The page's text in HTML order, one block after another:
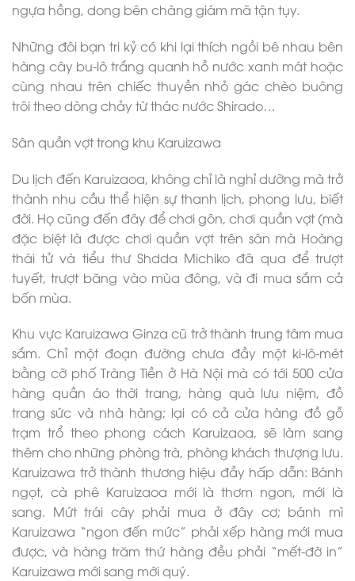
ngựa hồng, dong bên chàng giám mã tận tụy.
Những đôi bạn tri kỷ có khi lại thích ngồi bê nhau bên
hàng cây bu-lô trắng quanh hồ nước xanh mát hoặc
cùng nhau trên chiếc thuyền nhỏ gác chèo buông
trôi theo dòng chảy từ thác nước Shirado…
Sân quần vợt trong khu Karuizawa
Du lịch đến Karuizaoa, không chỉ là nghỉ dưỡng mà trở
thành nhu cầu thể hiện sự thanh lịch, phong lưu, biết
đời. Họ cũng đến đây để chơi gôn, chơi quần vợt (mà
đặc biệt là được chơi quần vợt trên sân mà Hoàng
thái tử và tiểu thư Shdda Michiko đã qua để trượt
tuyết, trượt băng vào mùa đông, và đi mua sắm cả
bốn mùa.
Khu vực Karuizawa Ginza cũ trở thành trung tâm mua
sắm. Chỉ một đoạn đường chưa đầy một ki-lô-mét
bằng cỡ phố Tràng Tiền ở Hà Nội mà có tới 500 cửa
hàng quần áo thời trang, hàng quà lưu niệm, đồ
trang sức và nhà hàng; lại có cả cửa hàng đồ gỗ
trạm trổ theo phong cách Karuizaoa, sẽ làm sang
thêm cho những phòng trà, phòng khách thượng lưu.
Karuizawa trở thành thương hiệu đầy hấp dẫn: Bánh
ngọt, cà phê Karuizaoa mới là thơm ngon, mới là
sang. Mứt trái cây phải mua ở đây cơ; bánh mì
Karuizawa “ngon đến mức” phải xếp hàng mới mua
được, và hàng trăm thứ hàng đều phải “mết-đờ in”
Karuizawa mới sang mới quý.